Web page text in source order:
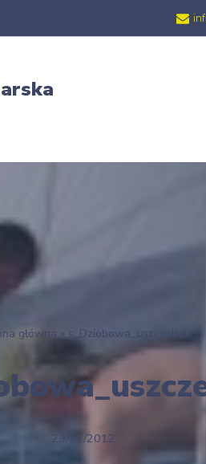
główna » s_Dziobowa_uszczelka
29/12/2012